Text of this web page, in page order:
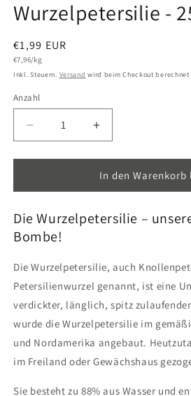
in
Modal
Wurzelpetersilie -
Normaler
Preis
€1,99 EUR
Grundpreis
€7,96/kg
Inkl. Steuern. Versand wird beim Checkout berechnet
Anzahl
Anzahl
Verringere
die
Menge
Wurzelpetersilie
250g
Erhöhe
die
Menge
für
Wurzelpetersilie
250g
In den Warenkorb
Die Wurzelpetersilie –
Bombe!
Die Wurzelpetersilie, auch
Petersilienwurzel genannt, ist eine
verdickter, länglich, spitz
wurde die Wurzelpetersilie im
und Nordamerika angebaut.
im Freiland oder Gewächshaus
Sie besteht zu 88% aus Wasser und